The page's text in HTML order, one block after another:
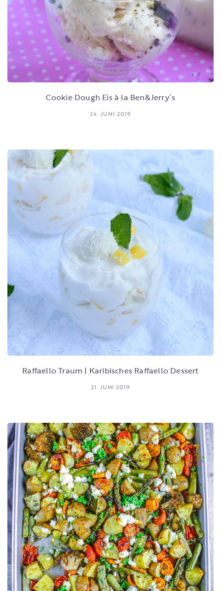
Cookie Dough Eis à la Ben&Jerry´s
24. JUNI 2019
Raffaello Traum | Karibisches Raffaello Dessert
21. JUNI 2019